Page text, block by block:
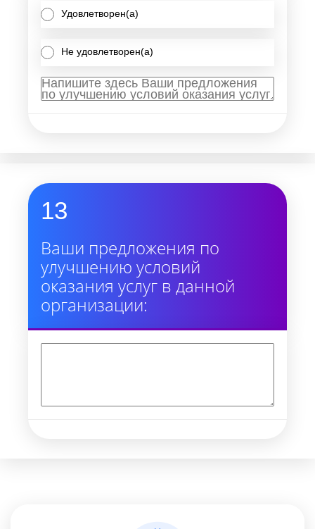
Удовлетворен(а)
Не удовлетворен(а)
13
Ваши предложения по
улучшению условий
оказания услуг в данной
организации: